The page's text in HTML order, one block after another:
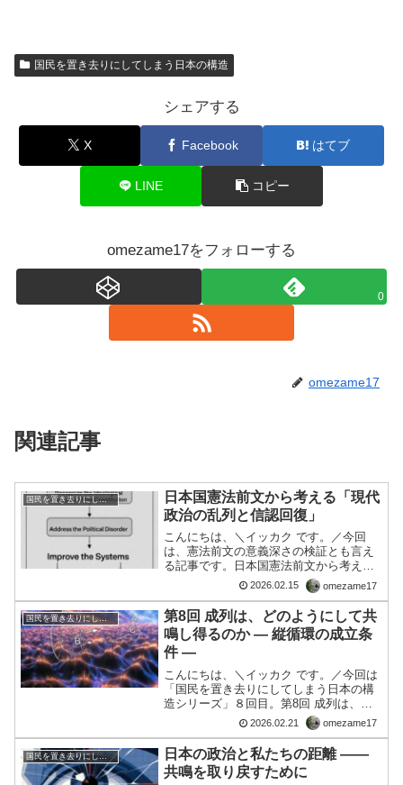
国民を置き去りにしてしまう日本の構造
シェアする
X Facebook はてブ
LINE コピー
omezame17をフォローする
0
omezame17
関連記事
国民を置き去りにしてしまう日本の構造
日本国憲法前文から考える「現代
政治の乱列と信認回復」
こんにちは、＼イッカク です。／今回
は、憲法前文の意義深さの検証とも言え
る記事です。日本国憲法前文から考える
「現代政治の乱列と信認回復」現代の政
治を俯瞰すると、安心・安全・安定を揺
るがす乱列が至るところに見える。しか
し、それは単なる現象の問...
2026.02.15 omezame17
国民を置き去りにしてしまう日本の構造
第8回 成列は、どのようにして共
鳴し得るのか ― 縦循環の成立条
件 ―
こんにちは、＼イッカク です。／今回は
「国民を置き去りにしてしまう日本の構
造シリーズ」８回目。第8回 成列は、ど
のようにして共鳴し得るのか ― 縦循環の
成立条件 ―はじめに前章では「三無の構
造的起源」を分析しました。本章では問
いを反転させ、...
2026.02.21 omezame17
国民を置き去りにしてしまう日本の構造
日本の政治と私たちの距離 ――
共鳴を取り戻すために